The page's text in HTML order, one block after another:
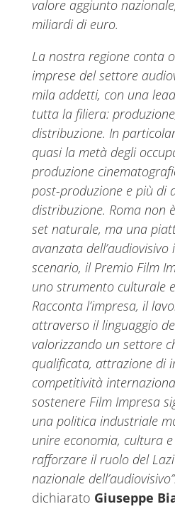
valore aggiunto
miliardi di euro.
La nostra regione conta
imprese del settore
mila addetti, con una
tutta la filiera:
distribuzione. In
quasi la metà degli
produzione
post-produzione e più di
distribuzione. Roma non
set naturale, ma una
avanzata
scenario, il Premio Film
uno strumento culturale
Racconta l’impresa, il
attraverso il linguaggio
valorizzando un settore
qualificata, attrazione di
competitività
sostenere Film Impresa
una politica industriale
unire economia, cultura
rafforzare il ruolo del
nazionale dell’audiovisivo”.
dichiarato Giuseppe